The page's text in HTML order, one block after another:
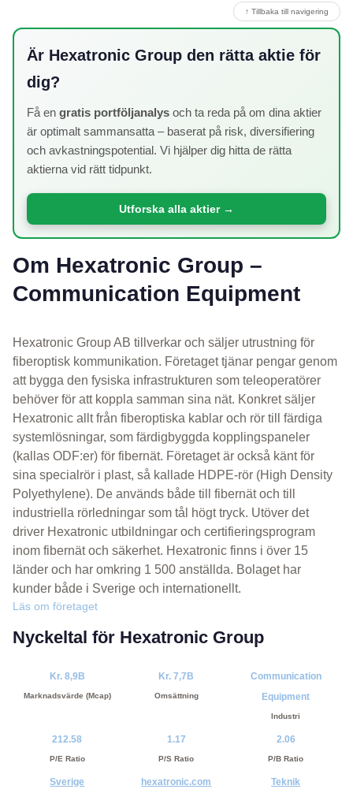
↑ Tillbaka till navigering
Är Hexatronic Group den rätta aktie för
dig?
Få en gratis portföljanalys och ta reda på om dina aktier
är optimalt sammansatta – baserat på risk, diversifiering
och avkastningspotential. Vi hjälper dig hitta de rätta
aktierna vid rätt tidpunkt.
Utforska alla aktier →
Om Hexatronic Group –
Communication Equipment
Hexatronic Group AB tillverkar och säljer utrustning för
fiberoptisk kommunikation. Företaget tjänar pengar genom
att bygga den fysiska infrastrukturen som teleoperatörer
behöver för att koppla samman sina nät. Konkret säljer
Hexatronic allt från fiberoptiska kablar och rör till färdiga
systemlösningar, som färdigbyggda kopplingspaneler
(kallas ODF:er) för fibernät. Företaget är också känt för
sina specialrör i plast, så kallade HDPE-rör (High Density
Polyethylene). De används både till fibernät och till
industriella rörledningar som tål högt tryck. Utöver det
driver Hexatronic utbildningar och certifieringsprogram
inom fibernät och säkerhet. Hexatronic finns i över 15
länder och har omkring 1 500 anställda. Bolaget har
kunder både i Sverige och internationellt.
Läs om företaget
Nyckeltal för Hexatronic Group
Kr. 8,9B
Marknadsvärde (Mcap)
Kr. 7,7B
Omsättning
Communication
Equipment
Industri
212.58
P/E Ratio
1.17
P/S Ratio
2.06
P/B Ratio
Sverige hexatronic.com Teknik